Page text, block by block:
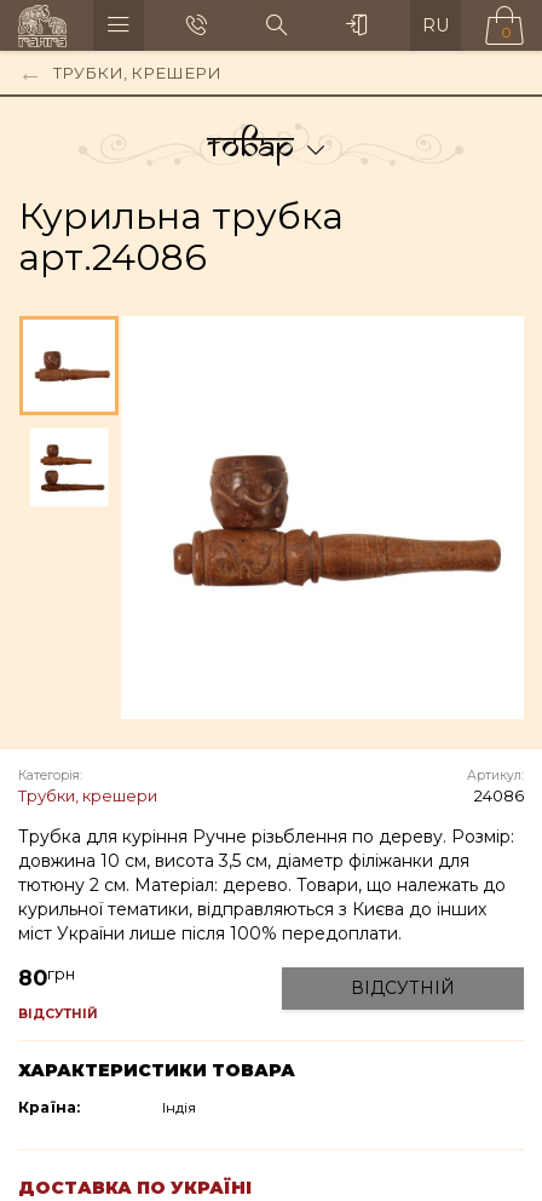
RU 0
ТРУБКИ, КРЕШЕРИ
Товар
Курильна трубка
арт.24086
Категорія:
Трубки, крешери
Артикул:
24086
Трубка для куріння Ручне різьблення по дереву. Розмір:
довжина 10 см, висота 3,5 см, діаметр філіжанки для
тютюну 2 см. Матеріал: дерево. Товари, що належать до
курильної тематики, відправляються з Києва до інших
міст України лише після 100% передоплати.
80грн
ВІДСУТНІЙ
ВІДСУТНІЙ
ХАРАКТЕРИСТИКИ ТОВАРА
Країна: Індія
ДОСТАВКА ПО УКРАЇНІ